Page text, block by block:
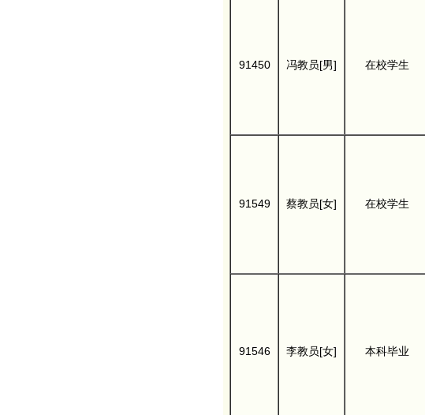
91450 冯教员[男] 在校学生
91549 蔡教员[女] 在校学生
91546 李教员[女] 本科毕业